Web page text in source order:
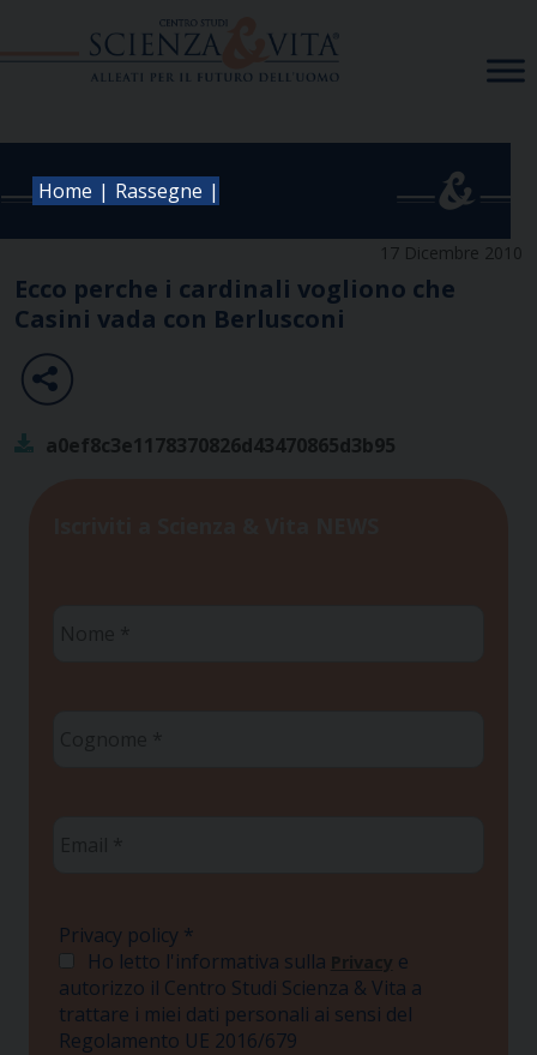
Home | Rassegne |
17 Dicembre 2010
Ecco perche i cardinali vogliono che
Casini vada con Berlusconi
a0ef8c3e1178370826d43470865d3b95
Privacy policy *
Ho letto l'informativa sulla Privacy e
autorizzo il Centro Studi Scienza & Vita a
trattare i miei dati personali ai sensi del
Regolamento UE 2016/679